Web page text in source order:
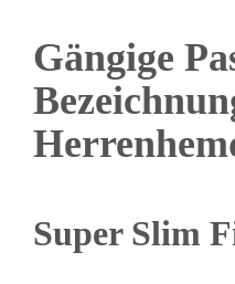
Gängige
Super Slim